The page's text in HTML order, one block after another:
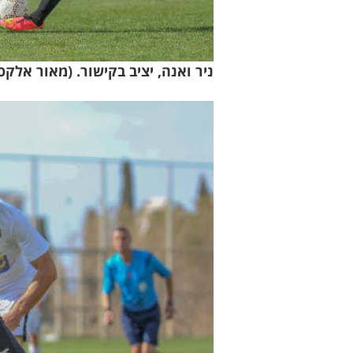
ניר ואנה, יציב בקישור. (מאור